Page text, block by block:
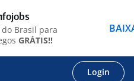
Login
do Brasil para
GRÁTIS!!